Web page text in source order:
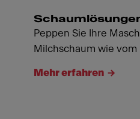
Peppen Sie Ihre
Milchschaum wie vom
Mehr erfahren